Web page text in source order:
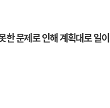
한 문제로 인해 계획대로 일